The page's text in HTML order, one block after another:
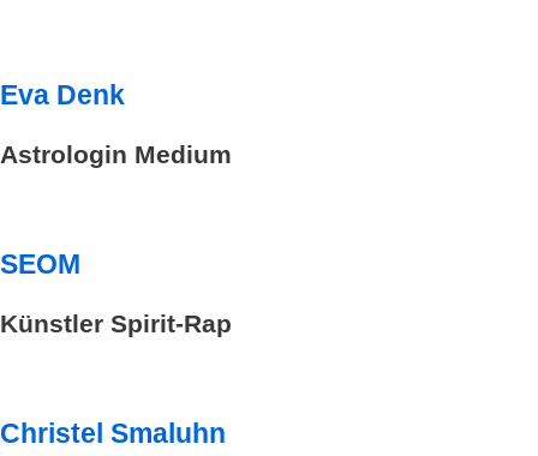
Eva Denk
Astrologin Medium
SEOM
Künstler Spirit-Rap
Christel Smaluhn